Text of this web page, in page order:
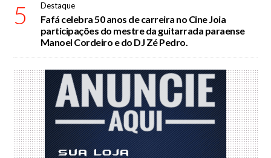
5 Destaque
Fafá celebra 50 anos de carreira no Cine Joia
participações do mestre da guitarrada paraense
Manoel Cordeiro e do DJ Zé Pedro.